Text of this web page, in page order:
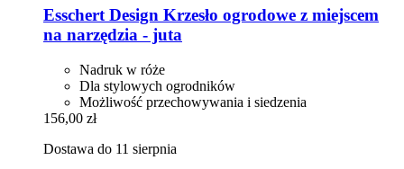
Esschert Design Krzesło ogrodowe z miejscem
na narzędzia -​ juta
Nadruk w róże
Dla stylowych ogrodników
Możliwość przechowywania i siedzenia
156,00 zł
Dostawa do 11 sierpnia